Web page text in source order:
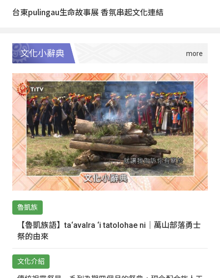
台東pulingau生命故事展 香氛串起文化連結
文化小辭典
魯凱族
【魯凱族語】ta‘avalra ‘i tatolohae ni｜萬山部落勇士
祭的由來
文化介紹